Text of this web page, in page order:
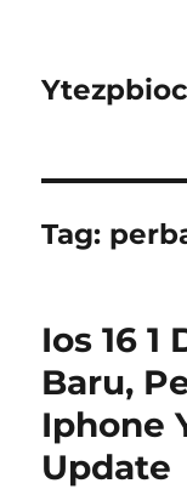
Tag:
Ios 16
Baru,
Iphone
Update